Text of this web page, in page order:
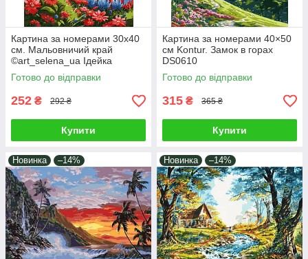
Картина за номерами 30х40
см. Мальовничий край
©art_selena_ua Ідейка
КНО2790
Готово до відправки
252 ₴ 292 ₴
Купити
Картина за номерами 40×50
см Kontur. Замок в горах
DS0610
Готово до відправки
315 ₴ 365 ₴
Купити
Новинка –14% Новинка –14%